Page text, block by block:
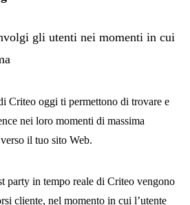
gli utenti nei momenti in cui
Criteo oggi ti permettono di trovare e
nei loro momenti di massima
il tuo sito Web.
party in tempo reale di Criteo vengono
cliente, nel momento in cui l’utente